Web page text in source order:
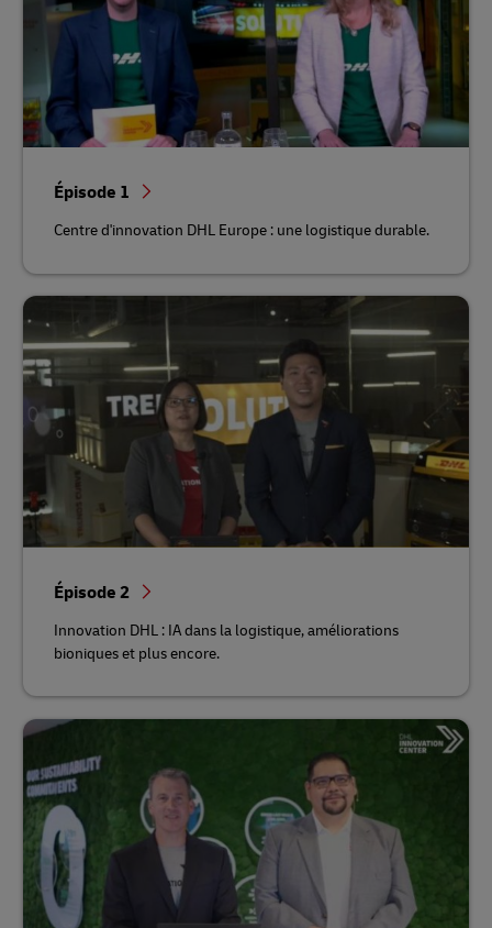
Épisode 1
Centre d'innovation DHL Europe : une logistique durable.
Épisode 2
Innovation DHL : IA dans la logistique, améliorations
bioniques et plus encore.